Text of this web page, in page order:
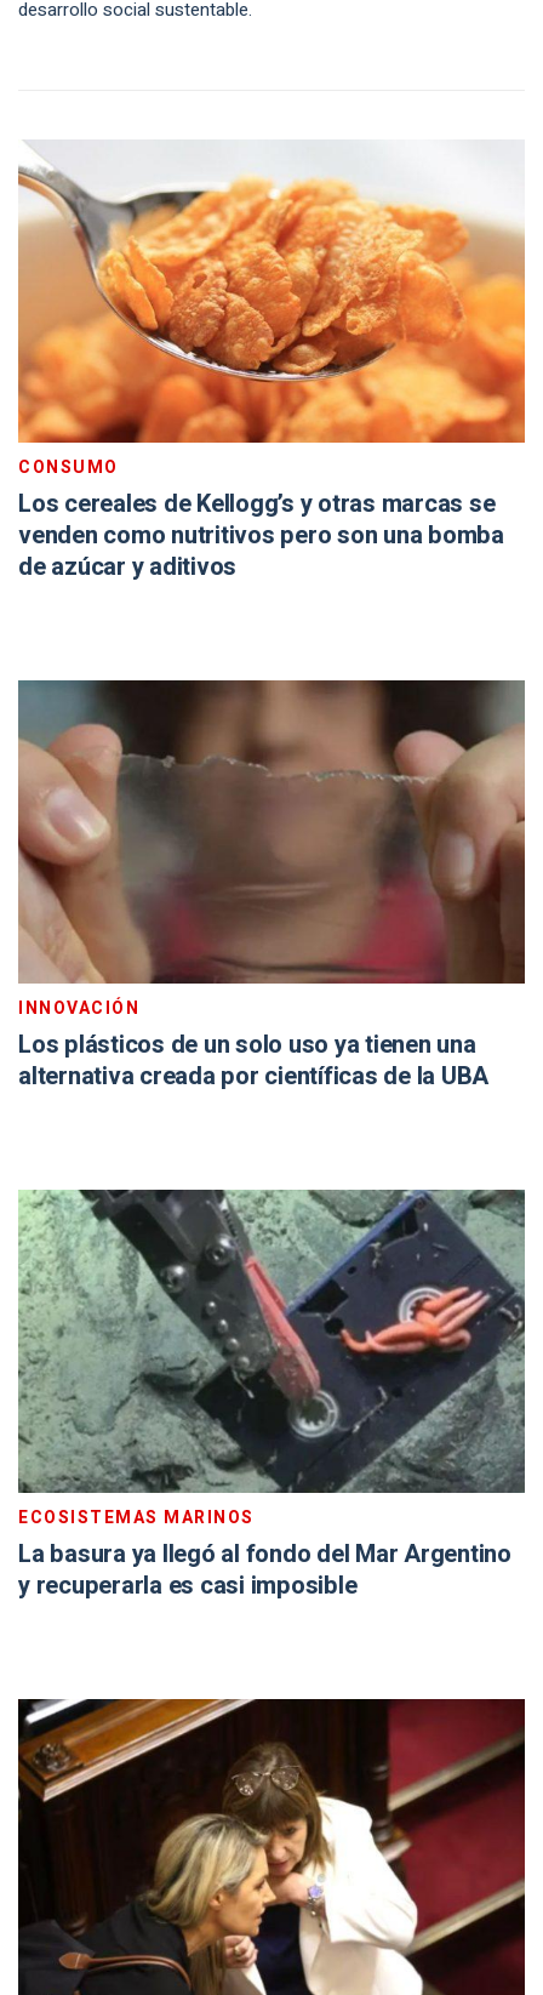
desarrollo social sustentable.
CONSUMO
Los cereales de Kellogg’s y otras marcas se
venden como nutritivos pero son una bomba
de azúcar y aditivos
INNOVACIÓN
Los plásticos de un solo uso ya tienen una
alternativa creada por científicas de la UBA
ECOSISTEMAS MARINOS
La basura ya llegó al fondo del Mar Argentino
y recuperarla es casi imposible